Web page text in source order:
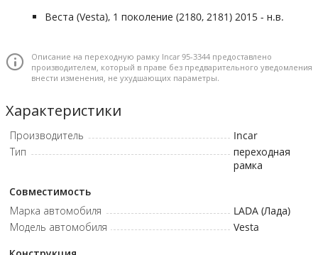
Веста (Vesta), 1 поколение (2180, 2181) 2015 - н.в.
Описание на переходную рамку Incar 95-3344 предоставлено
производителем, который в праве без предварительного уведомления
внести изменения, не ухудшающих параметры.
Характеристики
Производитель
Incar
Тип
переходная
рамка
Совместимость
Марка автомобиля
LADA (Лада)
Модель автомобиля
Vesta